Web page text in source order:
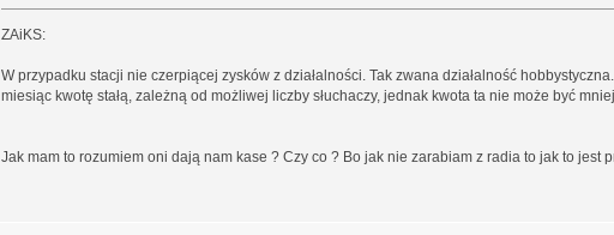
ZAiKS:
W przypadku stacji nie czerpiącej zysków z działalności. Tak zwana działalność
miesiąc kwotę stałą, zależną od możliwej liczby słuchaczy, jednak kwota ta nie może być
Jak mam to rozumiem oni dają nam kase ? Czy co ? Bo jak nie zarabiam z radia to jak to jest